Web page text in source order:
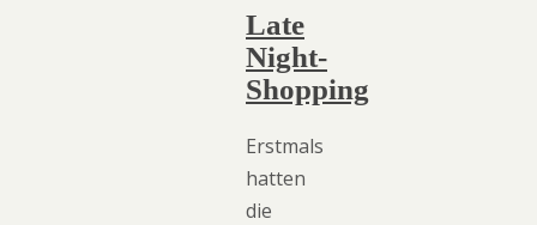
Late
Night-
Shopping
Erstmals
hatten
die